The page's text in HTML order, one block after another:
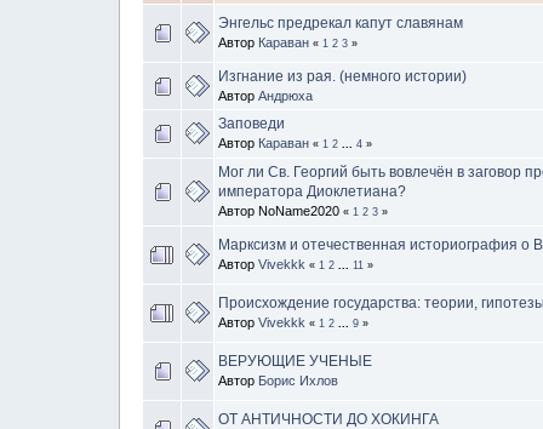
Энгельс предрекал капут славянам
Автор Караван « 1 2 3 »
Изгнание из рая. (немного истории)
Автор Андрюха
Заповеди
Автор Караван « 1 2 4 »
Мог ли Св. Георгий быть вовлечён в заговор
императора Диоклетиана?
Автор NoName2020 « 1 2 3 »
Марксизм и отечественная историография о
Автор Vivekkk « 1 2 11 »
Происхождение государства: теории,
Автор Vivekkk « 1 2 9 »
ВЕРУЮЩИЕ УЧЕНЫЕ
Автор Борис Ихлов
ОТ АНТИЧНОСТИ ДО ХОКИНГА